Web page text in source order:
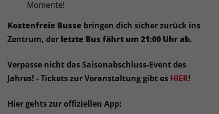
Momente!
Kostenfreie Busse bringen dich sicher zurück ins
Zentrum, der letzte Bus fährt um 21:00 Uhr ab.
Verpasse nicht das Saisonabschluss-Event des
Jahres! - Tickets zur Veranstaltung gibt es HIER!
Hier gehts zur offiziellen App: